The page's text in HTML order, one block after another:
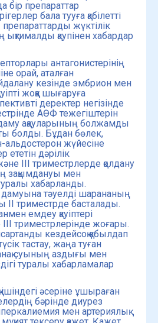
бір препараттар
бала тууға қабілетті
жүктілік
ықтималды қаупінен хабардар
антагонистерінің
орай, аталған
кезінде эмбрион мен
жоққа шығаруға
деректер негізінде
АӨФ тежегіштерін
даму ақауларының болжамды
болды. Бұдан бөлек,
альдостерон жүйесіне
ететін дәрілік
III триместрлерде қолдану
зақымдануы мен
хабарланды.
тәуелді шарананың
II триместрде басталады.
емдеу қауіптері
III триместрлерінде жоғары.
кездейсоқ қабылдап
тастау, жаңа туған
суының аздығы мен
туралы хабарламалар
ішіндегі әсеріне ұшыраған
бәрінде диурез
мен артериялық